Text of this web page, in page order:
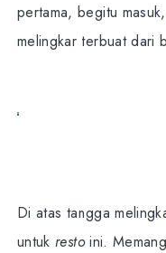
pertama, begitu
melingkar terbuat dari
Di atas tangga
untukrestoini.